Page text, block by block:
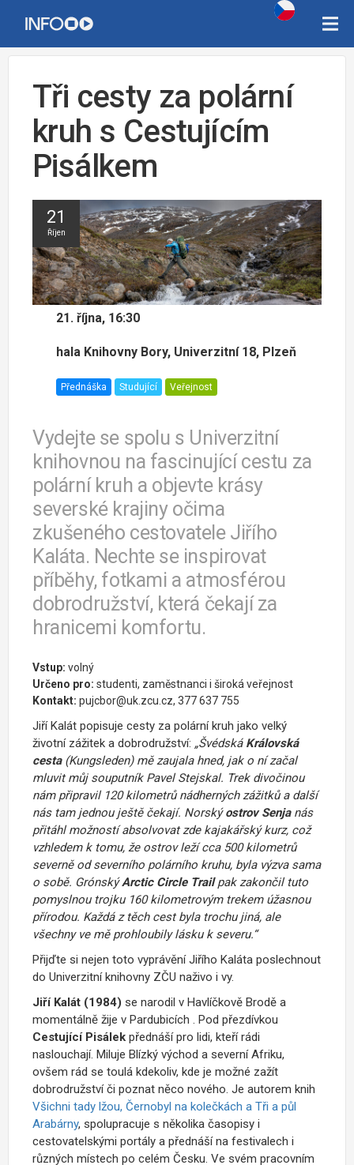
Tři cesty za polární
kruh s Cestujícím
Pisálkem
21
Říjen
21. října, 16:30
hala Knihovny Bory, Univerzitní 18, Plzeň
Přednáška Studující Veřejnost
Vydejte se spolu s Univerzitní
knihovnou na fascinující cestu za
polární kruh a objevte krásy
severské krajiny očima
zkušeného cestovatele Jiřího
Kaláta. Nechte se inspirovat
příběhy, fotkami a atmosférou
dobrodružství, která čekají za
hranicemi komfortu.
Vstup: volný
Určeno pro: studenti, zaměstnanci i široká veřejnost
Kontakt: pujcbor@uk.zcu.cz, 377 637 755
Jiří Kalát popisuje cesty za polární kruh jako velký
životní zážitek a dobrodružství: „Švédská Královská
cesta (Kungsleden) mě zaujala hned, jak o ní začal
mluvit můj souputník Pavel Stejskal. Trek divočinou
nám připravil 120 kilometrů nádherných zážitků a další
nás tam jednou ještě čekají. Norskýostrov Senjanás
přitáhl možností absolvovat zde kajakářský kurz, což
vzhledem k tomu, že ostrov leží cca 500 kilometrů
severně od severního polárního kruhu, byla výzva sama
o sobě. GrónskýArctic Circle Trailpak zakončil tuto
pomyslnou trojku 160 kilometrovým trekem úžasnou
přírodou. Každá z těch cest byla trochu jiná, ale
všechny ve mě prohloubily lásku k severu.“
Přijďte si nejen toto vyprávění Jiřího Kaláta poslechnout
do Univerzitní knihovny ZČU naživo i vy.
Jiří Kalát (1984) se narodil v Havlíčkově Brodě a
momentálně žije v Pardubicích . Pod přezdívkou
Cestující Pisálek přednáší pro lidi, kteří rádi
naslouchají. Miluje Blízký východ a severní Afriku,
ovšem rád se toulá kdekoliv, kde je možné zažít
dobrodružství či poznat něco nového. Je autorem knih
Všichni tady lžou, Černobyl na kolečkách a Tři a půl
Arabárny, spolupracuje s několika časopisy i
cestovatelskými portály a přednáší na festivalech i
různých místech po celém Česku. Ve svém pracovním